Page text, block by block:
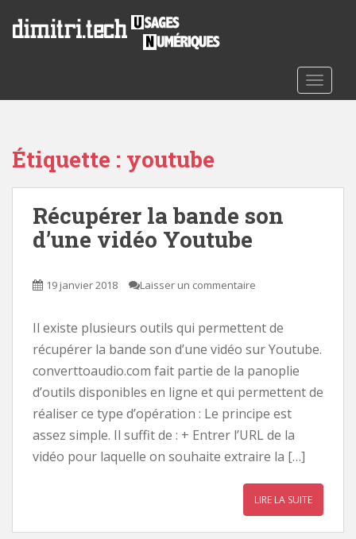
o
Étiquette : youtube
Récupérer la bande son
d’une vidéo Youtube
19 janvier 2018 Laisser un commentaire
Il existe plusieurs outils qui permettent de
récupérer la bande son d’une vidéo sur Youtube.
converttoaudio.com fait partie de la panoplie
d’outils disponibles en ligne et qui permettent de
réaliser ce type d’opération : Le principe est
assez simple. Il suffit de : + Entrer l’URL de la
vidéo pour laquelle on souhaite extraire la […]
LIRE LA SUITE